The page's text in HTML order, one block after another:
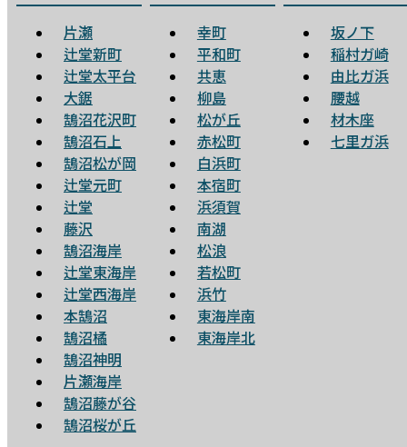
片瀬
辻堂新町
辻堂太平台
大鋸
鵠沼花沢町
鵠沼石上
鵠沼松が岡
辻堂元町
辻堂
藤沢
鵠沼海岸
辻堂東海岸
辻堂西海岸
本鵠沼
鵠沼橘
鵠沼神明
片瀬海岸
鵠沼藤が谷
鵠沼桜が丘
幸町
平和町
共恵
柳島
松が丘
赤松町
白浜町
本宿町
浜須賀
南湖
松浪
若松町
浜竹
東海岸南
東海岸北
坂ノ下
稲村ガ崎
由比ガ浜
腰越
材木座
七里ガ浜